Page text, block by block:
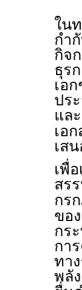
เ
ใน
กำ
กิจ
ธุร
เอ
ปร
แล
เอ
เส
เพื่
สร
กร
ขอ
กร
กา
ทา
พลั